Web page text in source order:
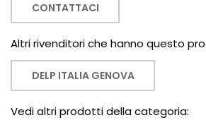
CONTATTACI
Altri rivenditori che hanno questo
DELP ITALIA GENOVA
Vedi altri prodotti della categoria: